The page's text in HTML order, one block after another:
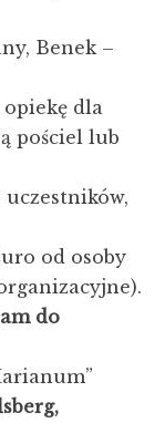
Benek –
dla
pościel lub
od osoby
do